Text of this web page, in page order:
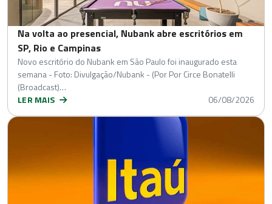
Na volta ao presencial, Nubank abre escritórios em
SP, Rio e Campinas
Novo escritório do Nubank em São Paulo foi inaugurado esta
semana - Foto: Divulgação/Nubank - (Por Por Circe Bonatelli
(Broadcast)…
LER MAIS
06/08/2026